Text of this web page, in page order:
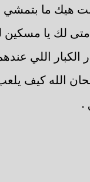
هيك ما بتمشي
لك يا مسكين
اللي
الله كيف
.